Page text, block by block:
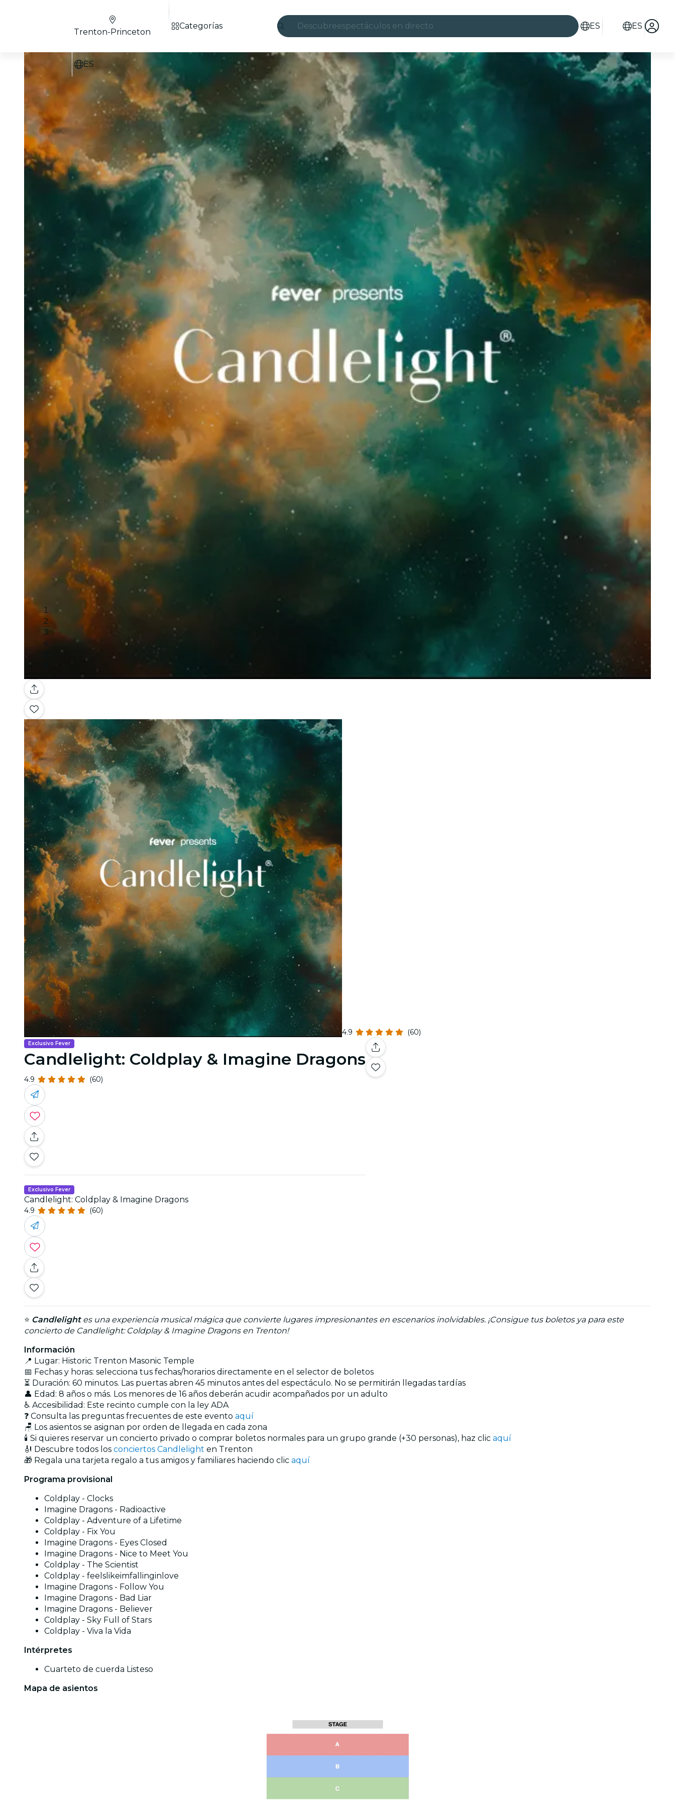
Descubreespectáculos en directo
candlelight
Londres
experiencias y ciudades
São Paulo
exposiciones
Seúl
recorridos por la ciudad
conciertos
restaurantes
cine
ES ES
Trenton-Princeton
ES
Categorías
Galería
4.9 (60)
Exclusivo Fever
Candlelight: Coldplay & Imagine Dragons
4.9 (60)
Exclusivo Fever
Candlelight: Coldplay & Imagine Dragons
4.9 (60)
⭐ Candlelightes una experiencia musical mágica que convierte lugares impresionantes en escenarios inolvidables. ¡Consigue tus boletos ya para este
concierto de Candlelight: Coldplay & Imagine Dragons en Trenton!
Información
📍 Lugar: Historic Trenton Masonic Temple
📅 Fechas y horas: selecciona tus fechas/horarios directamente en el selector de boletos
⏳ Duración: 60 minutos. Las puertas abren 45 minutos antes del espectáculo. No se permitirán llegadas tardías
👤 Edad: 8 años o más. Los menores de 16 años deberán acudir acompañados por un adulto
♿ Accesibilidad: Este recinto cumple con la ley ADA
❓ Consulta las preguntas frecuentes de este evento aquí
🪑 Los asientos se asignan por orden de llegada en cada zona
🕯️ Si quieres reservar un concierto privado o comprar boletos normales para un grupo grande (+30 personas), haz clic aquí
🎻 Descubre todos los conciertos Candlelight en Trenton
🎁 Regala una tarjeta regalo a tus amigos y familiares haciendo clic aquí
Programa provisional
Coldplay - Clocks
Imagine Dragons - Radioactive
Coldplay - Adventure of a Lifetime
Coldplay - Fix You
Imagine Dragons - Eyes Closed
Imagine Dragons - Nice to Meet You
Coldplay - The Scientist
Coldplay - feelslikeimfallinginlove
Imagine Dragons - Follow You
Imagine Dragons - Bad Liar
Imagine Dragons - Believer
Coldplay - Sky Full of Stars
Coldplay - Viva la Vida
Intérpretes
Cuarteto de cuerda Listeso
Mapa de asientos